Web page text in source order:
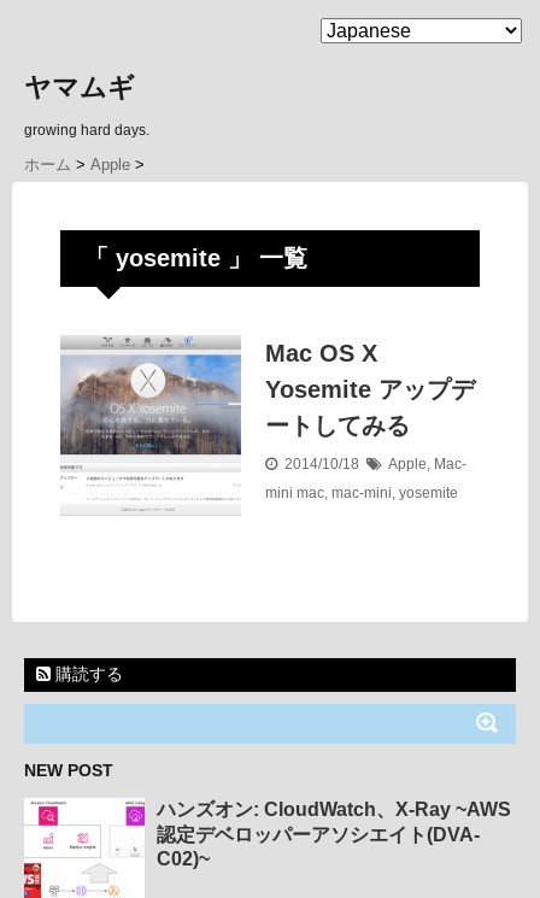
MENU
ヤマムギ
growing hard days.
ホーム > Apple >
「 yosemite 」 一覧
Mac OS X
Yosemite アップデ
ートしてみる
2014/10/18 Apple, Mac-
mini mac, mac-mini, yosemite
購読する
NEW POST
ハンズオン: CloudWatch、X-Ray ~AWS
認定デベロッパーアソシエイト(DVA-
C02)~